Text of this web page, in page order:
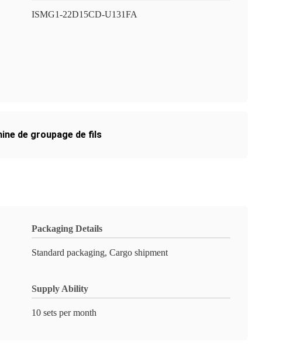
ISMG1-22D15CD-U131FA
de groupage de fils
Packaging Details
Standard packaging, Cargo shipment
Supply Ability
10 sets per month